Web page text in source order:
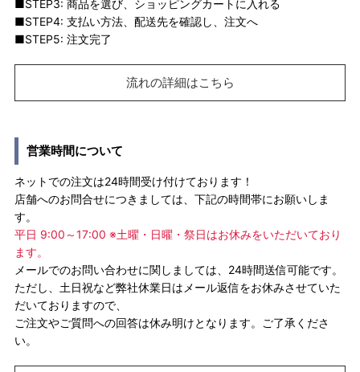
■STEP3: 商品を選び、ショッピングカートに入れる
■STEP4: 支払い方法、配送先を確認し、注文へ
■STEP5: 注文完了
流れの詳細はこちら
営業時間について
ネットでの注文は24時間受け付けております！
店舗へのお問合せにつきましては、下記の時間帯にお願いしま
す。
平日 9:00～17:00 ※土曜・日曜・祭日はお休みをいただいており
ます。
メールでのお問い合わせに関しましては、24時間送信可能です。
ただし、土日祝など弊社休業日はメール返信をお休みさせていた
だいておりますので、
ご注文やご質問への回答は休み明けとなります。ご了承くださ
い。